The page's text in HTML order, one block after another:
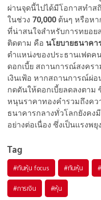
ผ่านจุดนี้ไปได้มีโอกาสทำส
ในช่วง 70,000 ต้นๆ หรือห
ที่น่าสนใจสำหรับการทยอย
ติดตาม คือ นโยบายธนาคา
ตำแหน่งของประธานเฟดค
ดอกเบี้ย สถานการณ์สงคร
เงินเฟ้อ หากสถานการณ์ผ่อ
กดดันให้ดอกเบี้ยลดลงตาม
หนุนราคาทองคำรวมถึงคว
ธนาคารกลางทั่วโลกยังคง
อย่างต่อเนื่อง ซึ่งเป็นแรงพ
Tag
#ทันหุ้น focus #ทันหุ้น #
#การเงิน #หุ้น